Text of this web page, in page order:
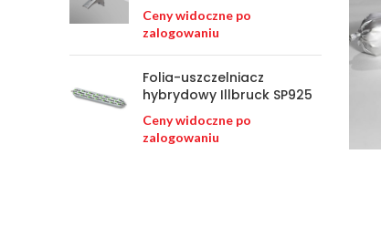
Ceny widoczne po
zalogowaniu
Folia-uszczelniacz
hybrydowy Illbruck SP925
Ceny widoczne po
zalogowaniu